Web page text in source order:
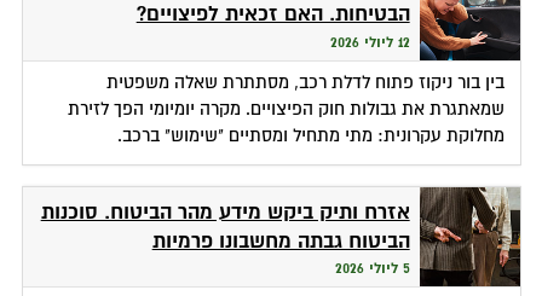
הבטיחות. האם זכאית לפיצויים?
12 ליולי 2026
בין בור ניקוז פתוח לדלת רכב, מסתתרת שאלה משפטית
שמאתגרת את גבולות חוק הפיצויים. מקרה יומיומי הפך לזירת
מחלוקת עקרונית: מתי מתחיל ומסתיים "שימוש" ברכב.
אזרח ותיק ביקש מידע מהר הביטוח. סוכנות
הביטוח גבתה מחשבונו פרמיות
5 ליולי 2026